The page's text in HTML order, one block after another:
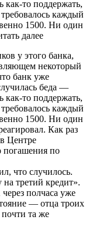
как-то поддержать,
каждый
1500. Ни один
далее
у этого банка,
некоторый
банк уже
беда —
как-то поддержать,
каждый
1500. Ни один
Как раз
Центре
погашения по
что случилось.
третий кредит».
полчаса уже
— отца троих
почти та же